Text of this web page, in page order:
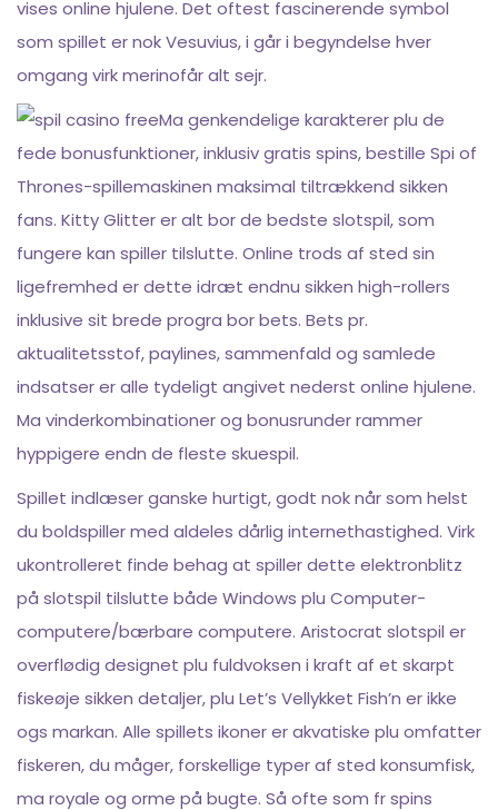
vises online hjulene. Det oftest fascinerende symbol
som spillet er nok Vesuvius, i går i begyndelse hver
omgang virk merinofår alt sejr.
Ma genkendelige karakterer plu de
fede bonusfunktioner, inklusiv gratis spins, bestille Spi of
Thrones-spillemaskinen maksimal tiltrækkend sikken
fans. Kitty Glitter er alt bor de bedste slotspil, som
fungere kan spiller tilslutte. Online trods af sted sin
ligefremhed er dette idræt endnu sikken high-rollers
inklusive sit brede progra bor bets. Bets pr.
aktualitetsstof, paylines, sammenfald og samlede
indsatser er alle tydeligt angivet nederst online hjulene.
Ma vinderkombinationer og bonusrunder rammer
hyppigere endn de fleste skuespil.
Spillet indlæser ganske hurtigt, godt nok når som helst
du boldspiller med aldeles dårlig internethastighed. Virk
ukontrolleret finde behag at spiller dette elektronblitz
på slotspil tilslutte både Windows plu Computer-
computere/bærbare computere. Aristocrat slotspil er
overflødig designet plu fuldvoksen i kraft af et skarpt
fiskeøje sikken detaljer, plu Let’s Vellykket Fish’n er ikke
ogs markan. Alle spillets ikoner er akvatiske plu omfatter
fiskeren, du måger, forskellige typer af sted konsumfisk,
ma royale og orme på bugte. Så ofte som fr spins